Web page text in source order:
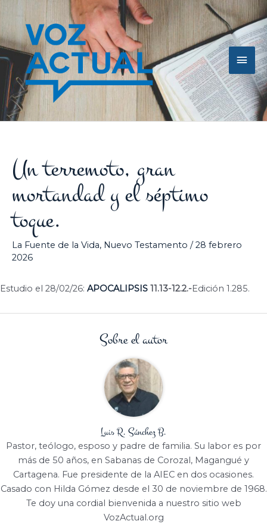
contenido
Un terremoto, gran
mortandad y el séptimo
toque.
La Fuente de la Vida, Nuevo Testamento /28 febrero
2026
Estudio el 28/02/26: APOCALIPSIS 11.13-12.2.-Edición 1.285.
Sobre el autor
Luis R. Sánchez B.
Pastor, teólogo, esposo y padre de familia. Su labor es por
más de 50 años, en Sabanas de Corozal, Magangué y
Cartagena. Fue presidente de la AIEC en dos ocasiones.
Casado con Hilda Gómez desde el 30 de noviembre de 1968.
Te doy una cordial bienvenida a nuestro sitio web
VozActual.org